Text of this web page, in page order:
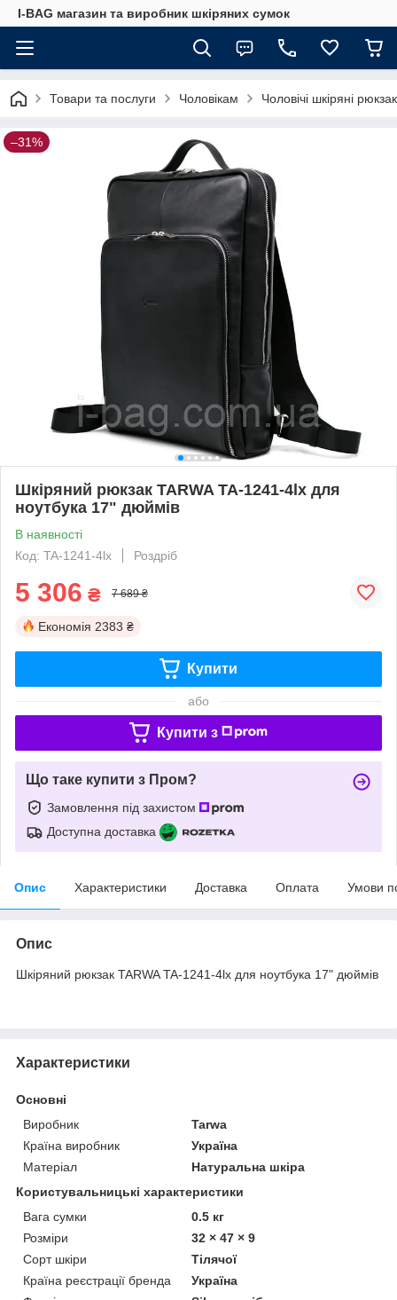
I-BAG магазин та виробник шкіряних сумок
Товари та послуги Чоловікам Чоловічі шкіряні
–31%
Шкіряний рюкзак TARWA TA-1241-4lx для
ноутбука 17" дюймів
В наявності
Код: TA-1241-4lx
Роздріб
5 306 ₴ 7 689 ₴
Економія 2383 ₴
Купити
або
Купити з
Що таке купити з Пром?
Замовлення під захистом
Доступна доставка
Опис Характеристики Доставка Оплата Умови
Опис
Шкіряний рюкзак TARWA TA-1241-4lx для ноутбука 17" дюймів
Характеристики
Основні
Виробник
Tarwa
Країна виробник
Україна
Матеріал
Натуральна шкіра
Користувальницькі характеристики
Вага сумки
0.5 кг
Розміри
32 × 47 × 9
Сорт шкіри
Тілячої
Країна реєстрації бренда
Україна